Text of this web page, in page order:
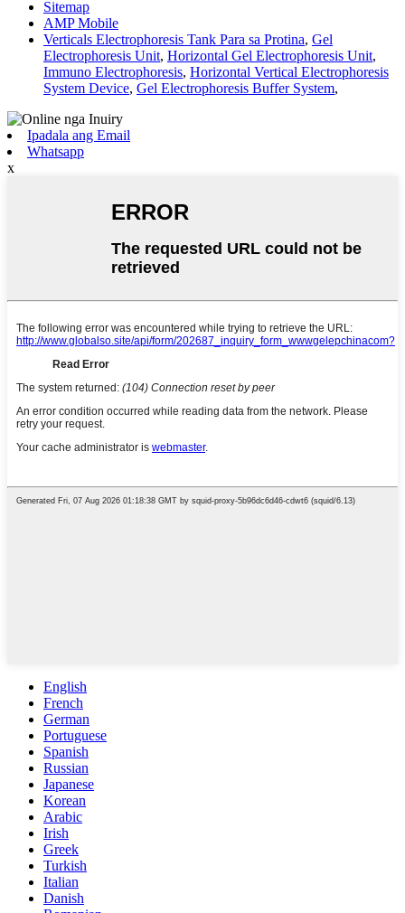
Sitemap
AMP Mobile
Verticals Electrophoresis Tank Para sa Protina, Gel
Electrophoresis Unit, Horizontal Gel Electrophoresis Unit,
Immuno Electrophoresis, Horizontal Vertical Electrophoresis
System Device, Gel Electrophoresis Buffer System,
Ipadala ang Email
Whatsapp
x
English
French
German
Portuguese
Spanish
Russian
Japanese
Korean
Arabic
Irish
Greek
Turkish
Italian
Danish